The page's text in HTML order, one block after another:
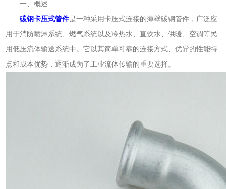
一、概述
碳钢卡压式管件是一种采用卡压式连接的薄壁碳钢管件，广泛应
用于消防喷淋系统、燃气系统以及冷热水、直饮水、供暖、空调等民
用低压流体输送系统中。它以其简单可靠的连接方式、优异的性能特
点和成本优势，逐渐成为了工业流体传输的重要选择。